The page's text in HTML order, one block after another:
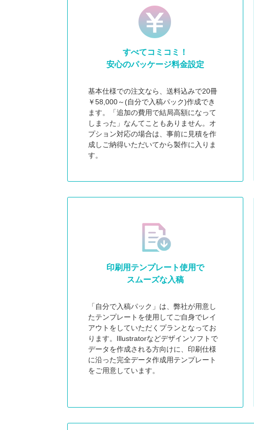
すべてコミコミ！
安心のパッケージ料金設定
基本仕様での注文なら、送料込みで20冊
￥58,000～(自分で入稿パック)作成でき
ます。「追加の費用で結局高額になって
しまった」なんてこともありません。オ
プション対応の場合は、事前に見積を作
成しご納得いただいてから製作に入りま
す。
印刷用テンプレート使用で
スムーズな入稿
「自分で入稿パック」は、弊社が用意し
たテンプレートを使用してご自身でレイ
アウトをしていただくプランとなってお
ります。Illustratorなどデザインソフトで
データを作成される方向けに、印刷仕様
に沿った完全データ作成用テンプレート
をご用意しています。